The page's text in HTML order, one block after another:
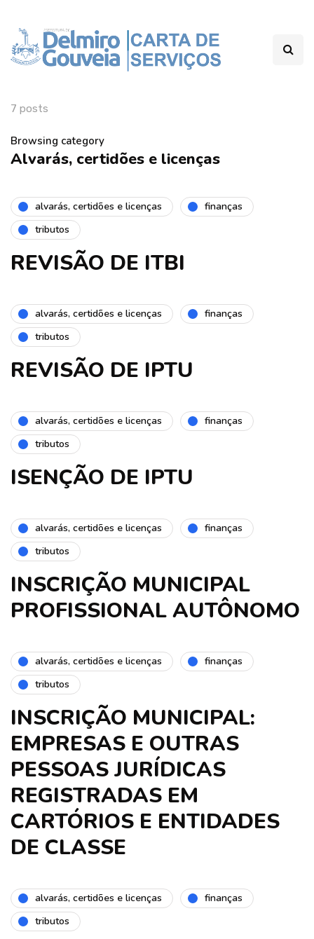
7 posts
Browsing category
Alvarás, certidões e licenças
alvarás, certidões e licenças
finanças
tributos
REVISÃO DE ITBI
alvarás, certidões e licenças
finanças
tributos
REVISÃO DE IPTU
alvarás, certidões e licenças
finanças
tributos
ISENÇÃO DE IPTU
alvarás, certidões e licenças
finanças
tributos
INSCRIÇÃO MUNICIPAL
PROFISSIONAL AUTÔNOMO
alvarás, certidões e licenças
finanças
tributos
INSCRIÇÃO MUNICIPAL:
EMPRESAS E OUTRAS
PESSOAS JURÍDICAS
REGISTRADAS EM
CARTÓRIOS E ENTIDADES
DE CLASSE
alvarás, certidões e licenças
finanças
tributos